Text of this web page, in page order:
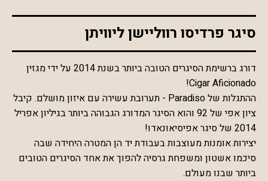
סיגר פרדיסו רווליישן ליוויתן
דורג ברשימת הסיגרים הטובה ביותר בשנת 2014 על ידי מגזין
Cigar Aficionado!
ההתגלות של Paradiso - תערובת עשירה עם איזון מושלם. קיבל
ציון אפי של 92 והוא הסיגר המדורג הגבוהה ביותר בגיליון אפריל
2014 של סיגר אפיסיאונאדו!
יצירות אומנות מעוצבות בעבודת יד הן המטרה היחידה שבה
סיכמו אשטון ומשפחת גרסיה להפוך את אחד הסיגרים הטובים
ביותר שבנו מעולם.